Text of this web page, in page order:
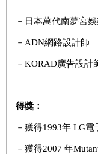
－日本萬代南夢宮
－ADN網路設計師
－KORAD廣告設計
得獎：
－獲得1993年 LG
－獲得2007 年